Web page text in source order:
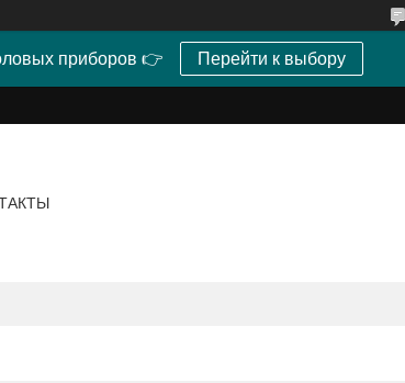
приборов 👉 Перейти к выбору